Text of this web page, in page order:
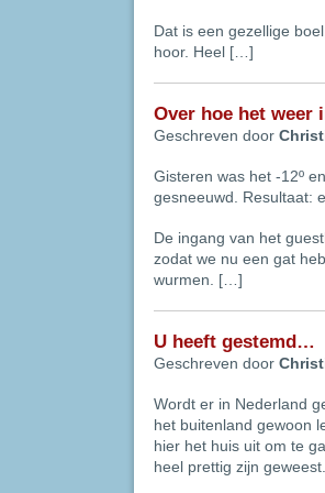
Dat is een gezellige
hoor. Heel […]
Over hoe het weer
Geschreven door
Gisteren was het -12º
gesneeuwd. Resultaat:
De ingang van het
zodat we nu een gat
wurmen. […]
U heeft gestemd…
Geschreven door
Wordt er in Nederland
het buitenland gewoon
hier het huis uit om te
heel prettig zijn geweest.